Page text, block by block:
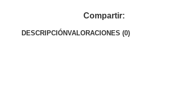
Compartir:
DESCRIPCIÓNVALORACIONES (0)